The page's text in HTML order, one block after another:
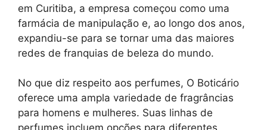
em Curitiba, a empresa começou como uma
farmácia de manipulação e, ao longo dos anos,
expandiu-se para se tornar uma das maiores
redes de franquias de beleza do mundo.
No que diz respeito aos perfumes, O Boticário
oferece uma ampla variedade de fragrâncias
para homens e mulheres. Suas linhas de